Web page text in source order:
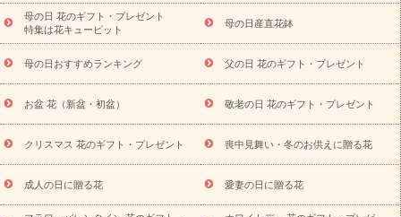
念日
結婚祝い 出産祝い 退院祝い・快気祝い
寿祝い
プチギフト ペットのお祝いフラワー
お供え・お悔やみの花
四十九日法要以降に贈る花
通夜・葬儀
ワー
ペットのお供えフラワー お盆（新盆・初盆）
その他
お祝い返し
お見舞い お取り寄せギフト ビジネス用
ご自宅
用
観葉植物 ミディ胡蝶蘭 プリザーブドフラワー
スタイル
から探す
え・お悔やみ
胡蝶蘭・花鉢
ミディ胡蝶蘭・お祝い
ミディ胡蝶蘭・お供え
世界初の青色胡蝶蘭 観葉植物
観葉植
母の日 花のギフト・プレゼント
特集は花キューピット
母の日産直花鉢
母の日おすすめランキング 父の日 花のギフト・プレゼント
お盆 花（新盆・初盆） 敬老の日 花のギフト・プレゼント
クリスマス 花のギフト・プレゼント 喪中見舞い・冬のお供えに贈る花
成人の日に贈る花 愛妻の日に贈る花